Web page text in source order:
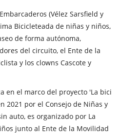
(Vélez Sarsfield y
Bicicleteada de niñas y niños,
de forma autónoma,
del circuito, el Ente de la
y los clowns Cascote y
en el marco del proyecto 'La bici
2021 por el Consejo de Niñas y
auto, es organizado por La
junto al Ente de la Movilidad